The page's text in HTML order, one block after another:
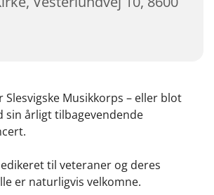
Musikkorps – eller blot
sin årligt tilbagevendende
til veteraner og deres
er naturligvis velkomne.